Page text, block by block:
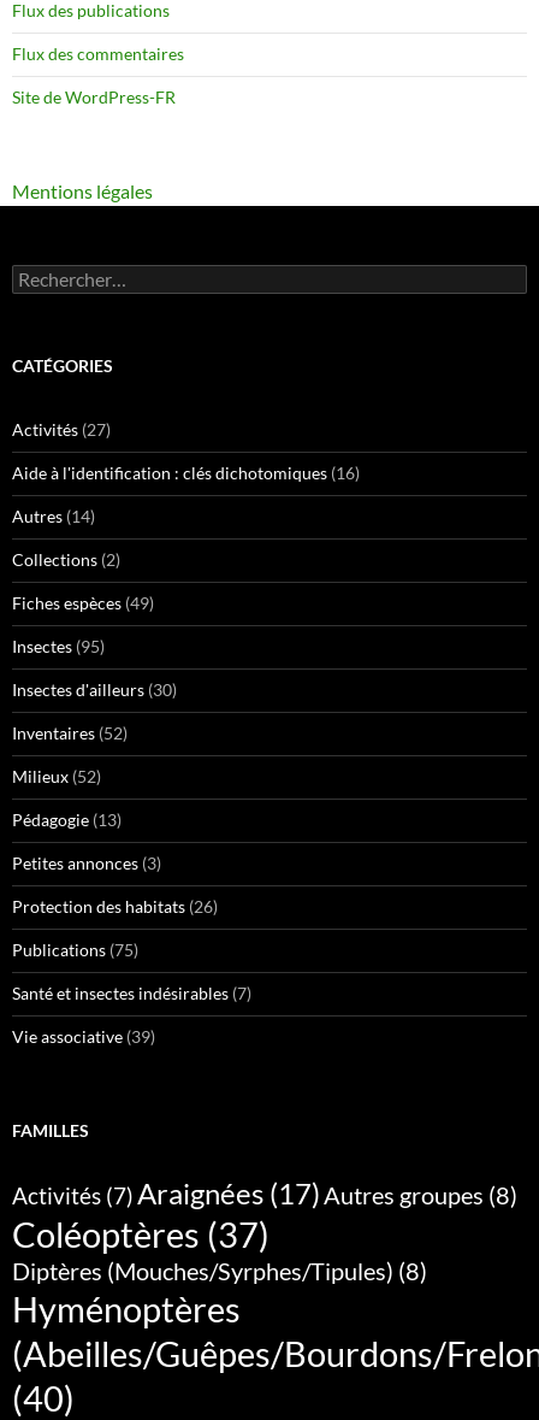
Flux des publications
Flux des commentaires
Site de WordPress-FR
Mentions légales
Rechercher :
CATÉGORIES
Activités (27)
Aide à l'identification : clés dichotomiques (16)
Autres (14)
Collections (2)
Fiches espèces (49)
Insectes (95)
Insectes d'ailleurs (30)
Inventaires (52)
Milieux (52)
Pédagogie (13)
Petites annonces (3)
Protection des habitats (26)
Publications (75)
Santé et insectes indésirables (7)
Vie associative (39)
FAMILLES
Activités (7)Araignées (17)Autres groupes (8)
Coléoptères (37)
Diptères (Mouches/Syrphes/Tipules) (8)
Hyménoptères
(Abeilles/Guêpes/Bourdons/
(40)